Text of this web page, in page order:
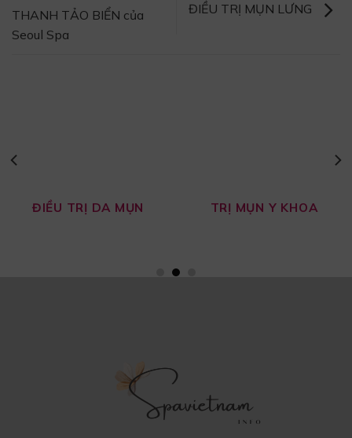
THANH TẢO BIỂN của
Seoul Spa
ĐIỀU TRỊ MỤN LƯNG
ĐIỀU TRỊ DA MỤN TRỊ MỤN Y KHOA